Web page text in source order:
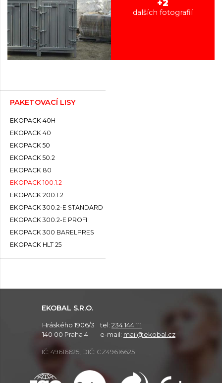
+2
dalších fotografií
PAKETOVACÍ LISY
EKOPACK 40H
EKOPACK 40
EKOPACK 50
EKOPACK 50.2
EKOPACK 80
EKOPACK 100.1.2
EKOPACK 200.1.2
EKOPACK 300.2-E STANDARD
EKOPACK 300.2-E PROFI
EKOPACK 300 BARELPRES
EKOPACK HLT 25
EKOBAL S.R.O.
Hráského 1906/3
140 00 Praha 4
tel: 234 144 111
e-mail: mail@ekobal.cz
IČ: 49616625, DIČ: CZ49616625